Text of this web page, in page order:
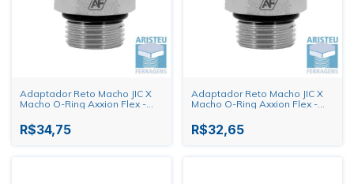
Adaptador Reto Macho JIC X
Macho O-Ring Axxion Flex -
R$34,75
Adaptador Reto Macho JIC X
Macho O-Ring Axxion Flex -
R$32,65